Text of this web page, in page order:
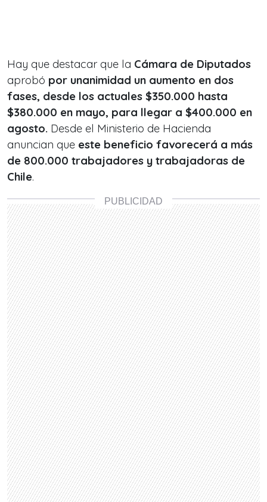
Hay que destacar que la Cámara de Diputados
aprobó por unanimidad un aumento en dos
fases, desde los actuales $350.000 hasta
$380.000 en mayo, para llegar a $400.000 en
agosto. Desde el Ministerio de Hacienda
anuncian que este beneficio favorecerá a más
de 800.000 trabajadores y trabajadoras de
Chile.